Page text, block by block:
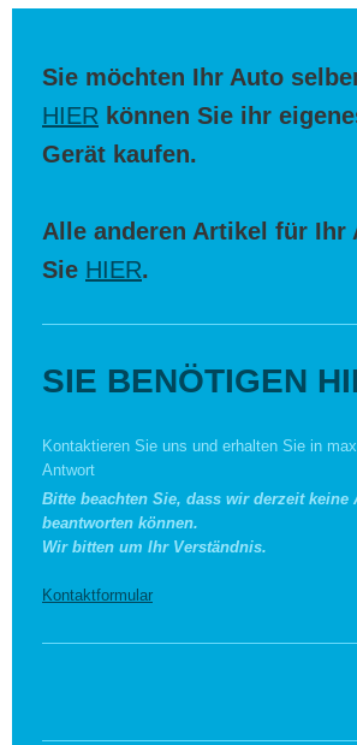
Sie möchten Ihr Auto
HIER können Sie ihr
Gerät kaufen.
Alle anderen Artikel für Ihr
Sie HIER.
SIE BENÖTIGEN
Kontaktieren Sie uns und erhalten Sie in
Antwort
Bitte beachten Sie, dass wir derzeit keine
beantworten können.
Wir bitten um Ihr Verständnis.
Kontaktformular